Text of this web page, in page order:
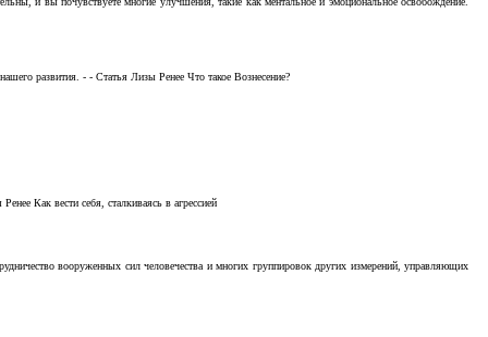
развития. - - Статья Лизы Ренее Что такое Вознесение?
Как вести себя, сталкиваясь в агрессией
вооруженных сил человечества и многих группировок других измерений, управляющих